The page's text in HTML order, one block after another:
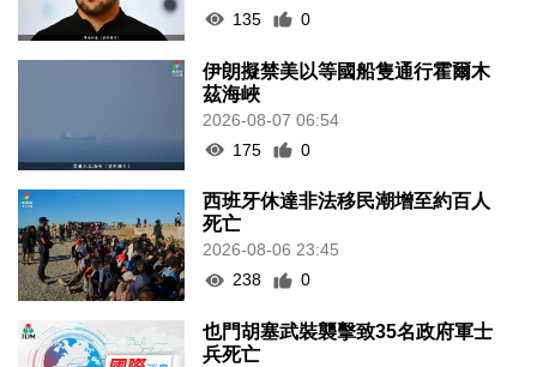
135
0
伊朗擬禁美以等國船隻通行霍爾木
茲海峽
2026-08-07 06:54
175
0
西班牙休達非法移民潮增至約百人
死亡
2026-08-06 23:45
238
0
也門胡塞武裝襲擊致35名政府軍士
兵死亡